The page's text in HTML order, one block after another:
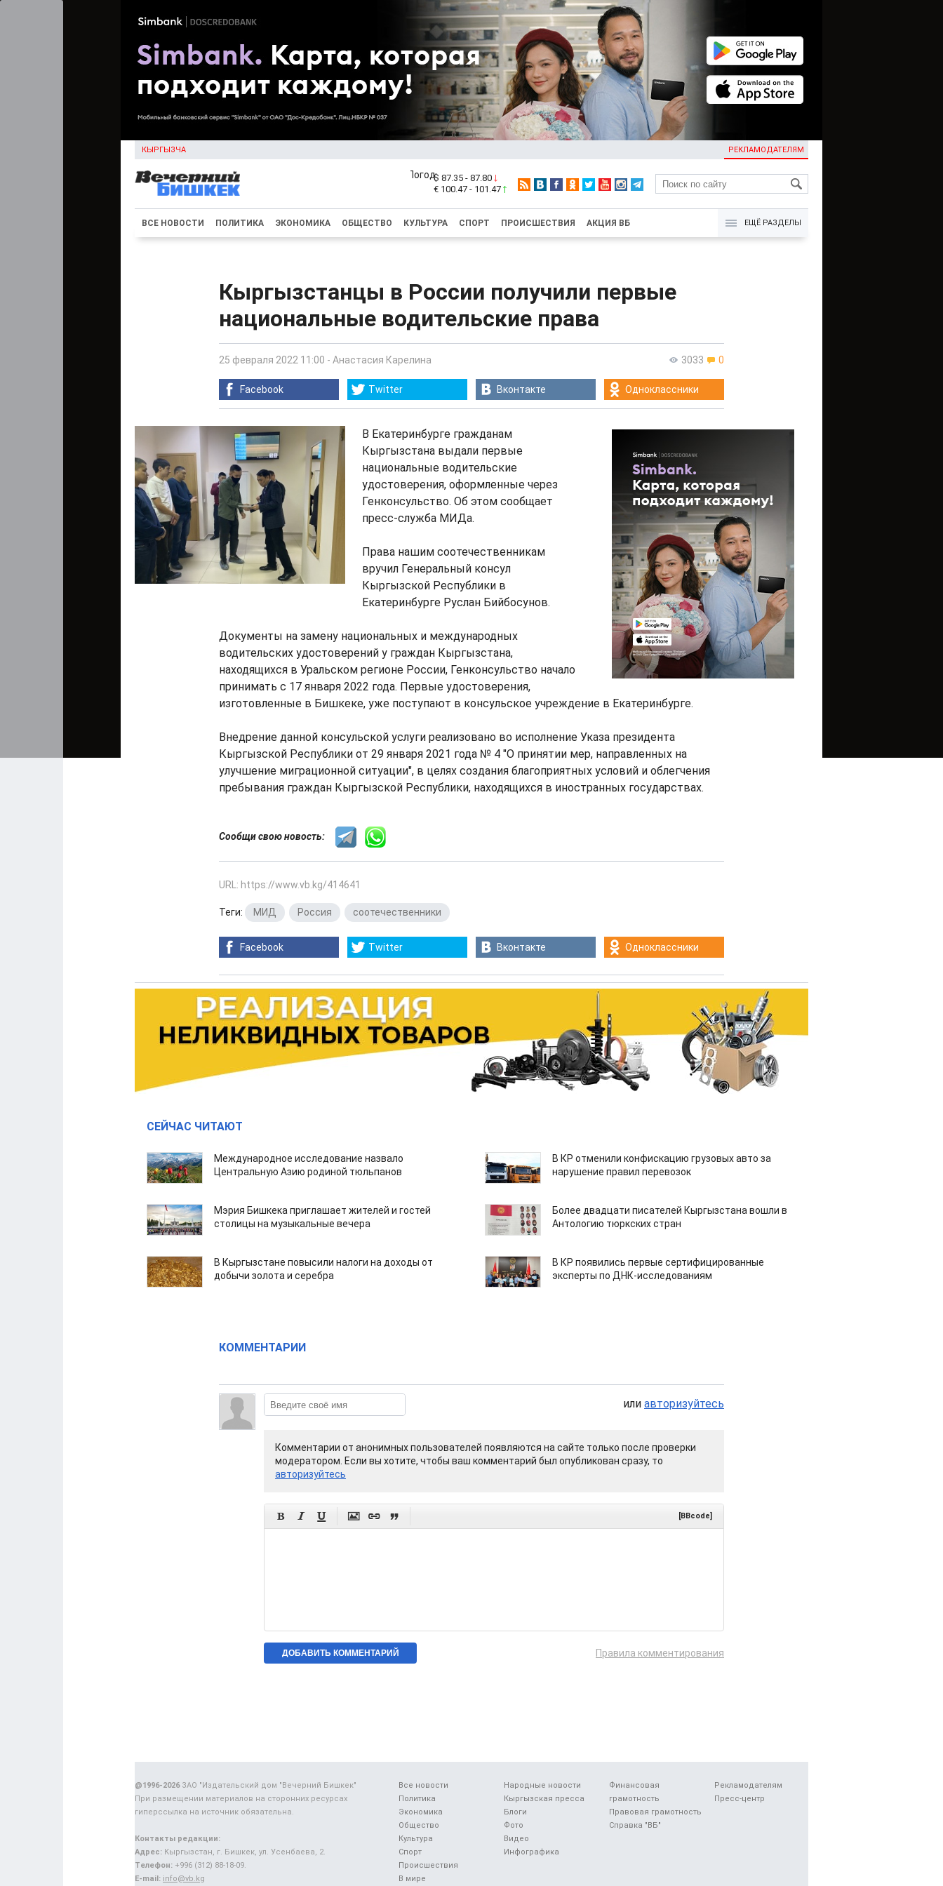
КЫРГЫЗЧА РЕКЛАМОДАТЕЛЯМ
KG
$ 87.35 - 87.80
€ 100.47 - 101.47
ВСЕ НОВОСТИ ПОЛИТИКА ЭКОНОМИКА ОБЩЕСТВО КУЛЬТУРА СПОРТ ПРОИСШЕСТВИЯ АКЦИЯ ВБ ЕЩЁ РАЗДЕЛЫ
Кыргызстанцы в России получили первые
национальные водительские права
3033 0
25 февраля 2022 11:00 - Анастасия Карелина
Facebook Twitter Вконтакте Одноклассники
В Екатеринбурге гражданам
Кыргызстана выдали первые
национальные водительские
удостоверения, оформленные через
Генконсульство. Об этом сообщает
пресс-служба МИДа.
Права нашим соотечественникам
вручил Генеральный консул
Кыргызской Республики в
Екатеринбурге Руслан Бийбосунов.
Документы на замену национальных и международных
водительских удостоверений у граждан Кыргызстана,
находящихся в Уральском регионе России, Генконсульство начало
принимать с 17 января 2022 года. Первые удостоверения,
изготовленные в Бишкеке, уже поступают в консульское учреждение в Екатеринбурге.
Внедрение данной консульской услуги реализовано во исполнение Указа президента
Кыргызской Республики от 29 января 2021 года № 4 "О принятии мер, направленных на
улучшение миграционной ситуации", в целях создания благоприятных условий и облегчения
пребывания граждан Кыргызской Республики, находящихся в иностранных государствах.
Сообщи свою новость:
URL: https://www.vb.kg/414641
Теги: МИД Россия соотечественники
Facebook Twitter Вконтакте Одноклассники
СЕЙЧАС ЧИТАЮТ
Международное исследование назвало
Центральную Азию родиной тюльпанов
В КР отменили конфискацию грузовых авто за
нарушение правил перевозок
Мэрия Бишкека приглашает жителей и гостей
столицы на музыкальные вечера
Более двадцати писателей Кыргызстана вошли в
Антологию тюркских стран
В Кыргызстане повысили налоги на доходы от
добычи золота и серебра
В КР появились первые сертифицированные
эксперты по ДНК-исследованиям
КОММЕНТАРИИ
или авторизуйтесь
Комментарии от анонимных пользователей появляются на сайте только после проверки
модератором. Если вы хотите, чтобы ваш комментарий был опубликован сразу, то
авторизуйтесь
      [BBcode]
Правила комментирования
Все новости
Политика
Экономика
Общество
Культура
Спорт
Происшествия
В мире
Народные новости
Кыргызская пресса
Блоги
Фото
Видео
Инфографика
Финансовая
грамотность
Правовая грамотность
Справка "ВБ"
Рекламодателям
Пресс-центр
@1996-2026ЗАО "Издательский дом "Вечерний Бишкек"
При размещении материалов на сторонних ресурсах
гиперссылка на источник обязательна.
Контакты редакции:
Адрес: Кыргызстан, г. Бишкек, ул. Усенбаева, 2.
Телефон: +996 (312) 88-18-09.
E-mail: info@vb.kg